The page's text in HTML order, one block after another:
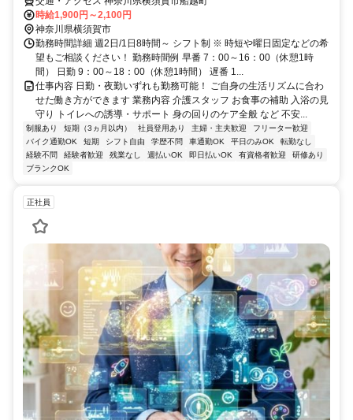
時給1,900円～2,100円
神奈川県横須賀市
勤務時間詳細 週2日/1日8時間～ シフト制 ※ 時短や曜日固定などの希
望もご相談ください！ 勤務時間例 早番 7：00～16：00（休憩1時
間） 日勤 9：00～18：00（休憩1時間） 遅番 1...
仕事内容 日勤・夜勤いずれも勤務可能！ ご自身の生活リズムに合わ
せた働き方ができます 業務内容 介護スタッフ お食事の補助 入浴の見
守り トイレへの誘導・サポート 身の回りのケア全般 など 不安...
制服あり 短期（3ヵ月以内） 社員登用あり 主婦・主夫歓迎
フリーター歓迎
バイク通勤OK
短期 シフト自由 学歴不問 車通勤OK 平日のみOK
転勤なし
経験不問
経験者歓迎 残業なし 週払いOK 即日払いOK 有資格者歓迎
研修あり
ブランクOK
正社員